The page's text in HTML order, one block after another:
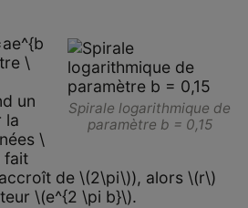
Spirale logarithmique de
paramètre b = 0,15
\
un
la
\
fait
de \(2\pi\)), alors \(r\)
\(e^{2 \pi b}\).